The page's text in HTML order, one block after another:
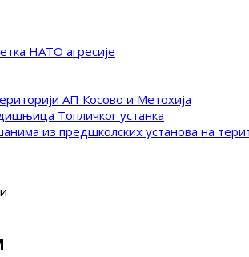
НАТО агресије
АП Косово и Метохија
Топличког устанка
из предшколских установа на